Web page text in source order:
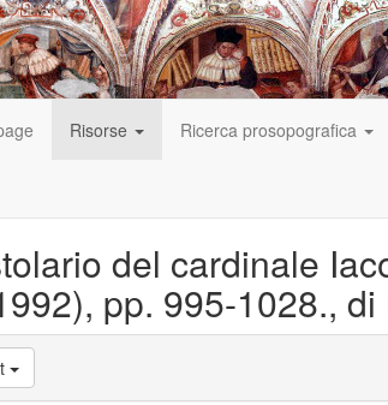
Risorse Ricerca prosopografica
del cardinale
pp. 995-1028., di